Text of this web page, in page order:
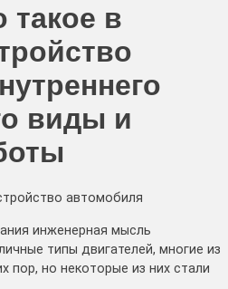
такое в
виды и
автомобиля
инженерная мысль
типы двигателей, многие из
пор, но некоторые из них стали